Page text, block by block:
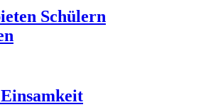
Schülern